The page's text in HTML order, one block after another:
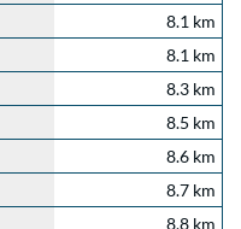
8.1 km
8.1 km
8.3 km
8.5 km
8.6 km
8.7 km
8.8 km